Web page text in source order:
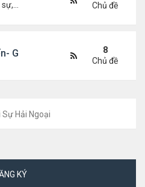
Chủ đề
Góp Ý- Liên Lạc
8
Chủ đề
Hải Ngoại
KÝ